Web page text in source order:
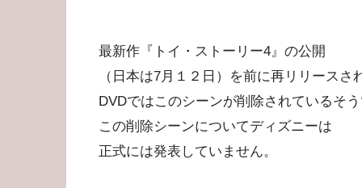
最新作『トイ・ストーリー4』の公開
（日本は7月１２日）を前に再リリースさ
DVDではこのシーンが削除されているそ
この削除シーンについてディズニーは
正式には発表していません。